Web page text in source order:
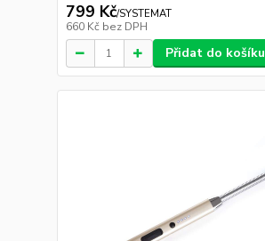
799 Kč/SYSTEMAT
660 Kč bez DPH
Přidat do košíku